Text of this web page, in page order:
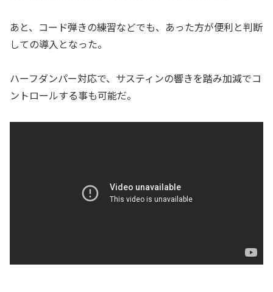
あと、コード弾きの練習などでも、あった方が便利と判断
しての導入となった。
ハーフダンパー対応で、サスティンの響きを踏み加減でコ
ントロールする事も可能だ。